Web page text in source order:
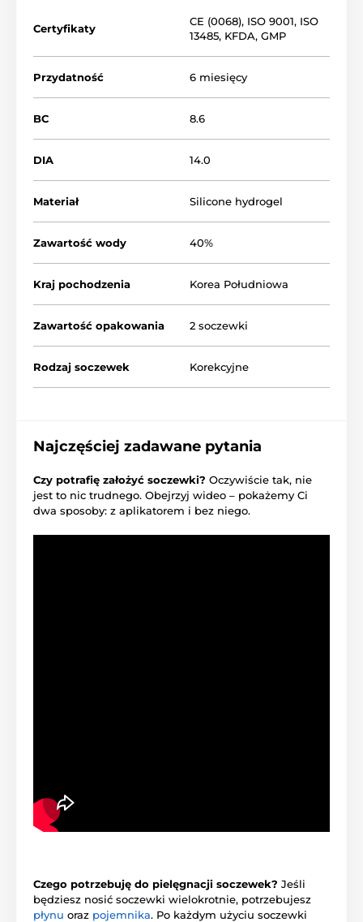
Certyfikaty
CE (0068), ISO 9001, ISO
13485, KFDA, GMP
Przydatność 6 miesięcy
BC 8.6
DIA 14.0
Materiał Silicone hydrogel
Zawartość wody 40%
Kraj pochodzenia Korea Południowa
Zawartość opakowania 2 soczewki
Rodzaj soczewek Korekcyjne
Najczęściej zadawane pytania
Czy potrafię założyć soczewki? Oczywiście tak, nie
jest to nic trudnego. Obejrzyj wideo – pokażemy Ci
dwa sposoby: z aplikatorem i bez niego.
Czego potrzebuję do pielęgnacji soczewek? Jeśli
będziesz nosić soczewki wielokrotnie, potrzebujesz
płynu oraz pojemnika. Po każdym użyciu soczewki